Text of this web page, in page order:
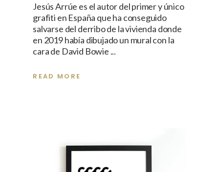
Jesús Arrúe es el autor del primer y único
grafiti en España que ha conseguido
salvarse del derribo de la vivienda donde
en 2019 había dibujado un mural con la
cara de David Bowie
READ MORE